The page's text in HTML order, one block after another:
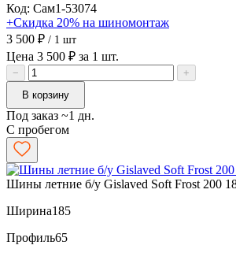
Код: Сам1-53074
+Скидка 20% на шиномонтаж
3 500 ₽ / 1 шт
Цена 3 500 ₽ за 1 шт.
−
+
В корзину
Под заказ ~1 дн.
С пробегом
Шины летние б/у Gislaved Soft Frost 200
Ширина185
Профиль65